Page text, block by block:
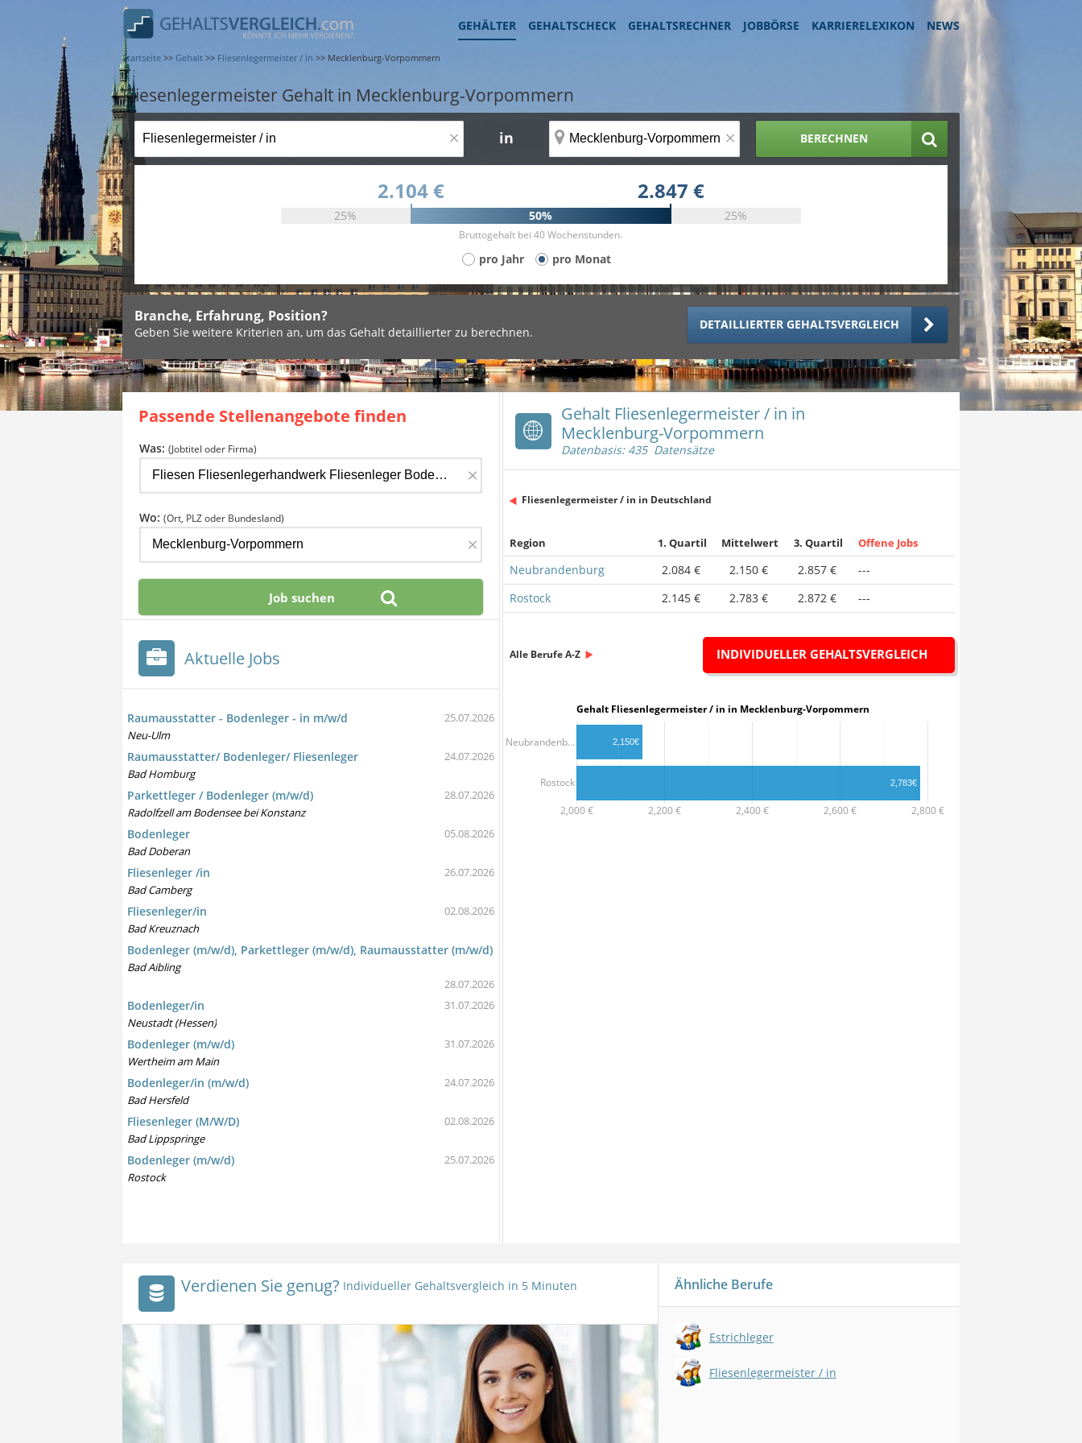
GEHÄLTER GEHALTSCHECK GEHALTSRECHNER JOBBÖRSE KARRIERELEXIKON NEWS
Startseite >> Gehalt >> Fliesenlegermeister / in >> Mecklenburg-Vorpommern
Fliesenlegermeister Gehalt in Mecklenburg-Vorpommern
× in × BERECHNEN
2.104 € 2.847 €
25% 50% 25%
Bruttogehalt bei 40 Wochenstunden.
pro Jahr pro Monat
Branche, Erfahrung, Position?
Geben Sie weitere Kriterien an, um das Gehalt detaillierter zu berechnen.
DETAILLIERTER GEHALTSVERGLEICH
Gehalt Fliesenlegermeister / in in
Mecklenburg-Vorpommern
Datenbasis: 435 Datensätze
Fliesenlegermeister / in in Deutschland
Region 1. Quartil Mittelwert 3. Quartil Offene Jobs
Neubrandenburg 2.084 € 2.150 € 2.857 €
---
Rostock
2.145 € 2.783 € 2.872 € ---
Alle Berufe A-Z INDIVIDUELLER GEHALTSVERGLEICH
Gehalt Fliesenlegermeister / in in Mecklenburg-Vorpommern
2,000 € 2,200 € 2,400 € 2,600 € 2,800 €
Neubrandenb…
Rostock
2,150€
2,783€
Passende Stellenangebote finden
Was: (Jobtitel oder Firma)
×
Wo: (Ort, PLZ oder Bundesland)
×
Aktuelle Jobs
Raumausstatter - Bodenleger - in m/w/d
Neu-Ulm
25.07.2026
Raumausstatter/ Bodenleger/ Fliesenleger
Bad Homburg
24.07.2026
Parkettleger / Bodenleger (m/w/d)
Radolfzell am Bodensee bei Konstanz
28.07.2026
Bodenleger
Bad Doberan
05.08.2026
Fliesenleger /in
Bad Camberg
26.07.2026
Fliesenleger/in
Bad Kreuznach
02.08.2026
Bodenleger (m/w/d), Parkettleger (m/w/d), Raumausstatter (m/w/d)
Bad Aibling
28.07.2026
Bodenleger/in
Neustadt (Hessen)
31.07.2026
Bodenleger (m/w/d)
Wertheim am Main
31.07.2026
Bodenleger/in (m/w/d)
Bad Hersfeld
24.07.2026
Fliesenleger (M/W/D)
Bad Lippspringe
02.08.2026
Bodenleger (m/w/d)
Rostock
25.07.2026
Verdienen Sie genug? Individueller Gehaltsvergleich in 5 Minuten Ähnliche Berufe
Estrichleger
Fliesenlegermeister / in